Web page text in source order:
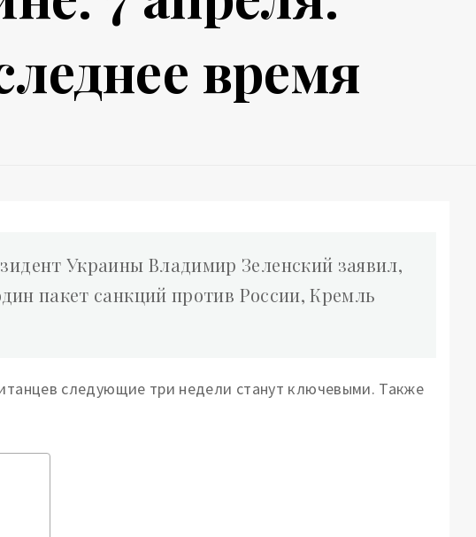
время
Украины Владимир Зеленский заявил,
пакет санкций против России, Кремль
следующие три недели станут ключевыми. Также